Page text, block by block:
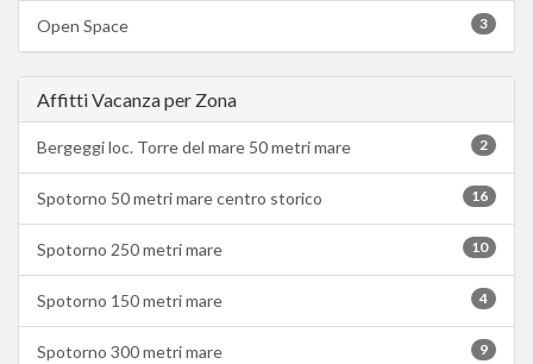
3
Open Space
Affitti Vacanza per Zona
2
Bergeggi loc. Torre del mare 50 metri mare
16
Spotorno 50 metri mare centro storico
10
Spotorno 250 metri mare
4
Spotorno 150 metri mare
9
Spotorno 300 metri mare